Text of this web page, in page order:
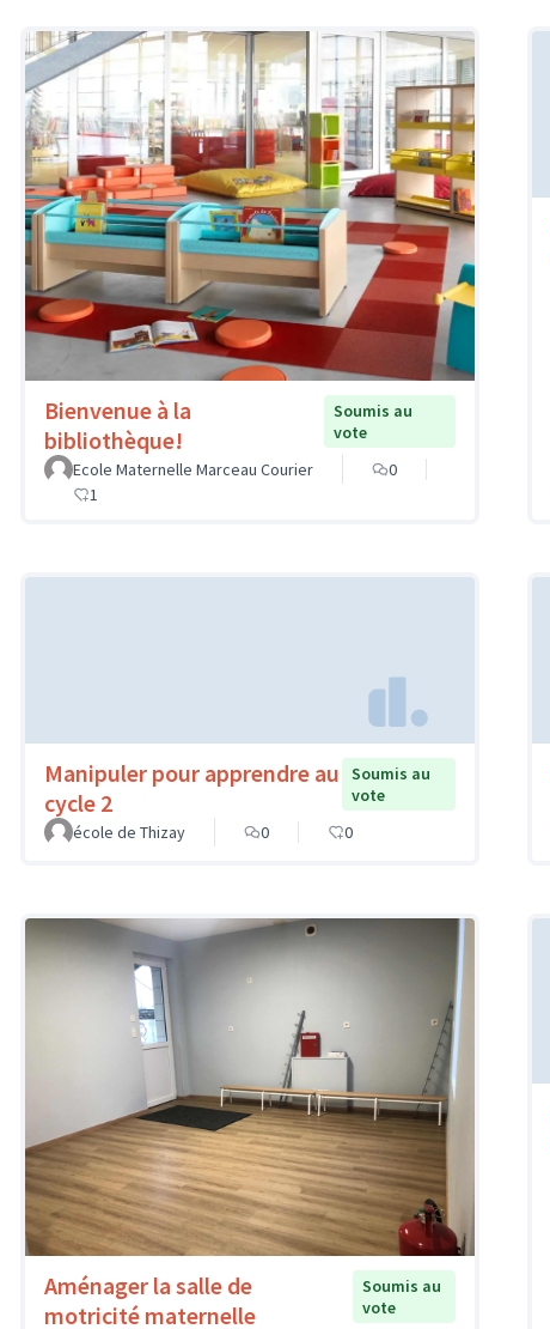
Bienvenue à la
bibliothèque!
Soumis au
vote
Ecole Maternelle Marceau Courier
0
1
Manipuler pour apprendre au
cycle 2
Soumis au
vote
école de Thizay
0 0
Aménager la salle de
motricité maternelle
Soumis au
vote